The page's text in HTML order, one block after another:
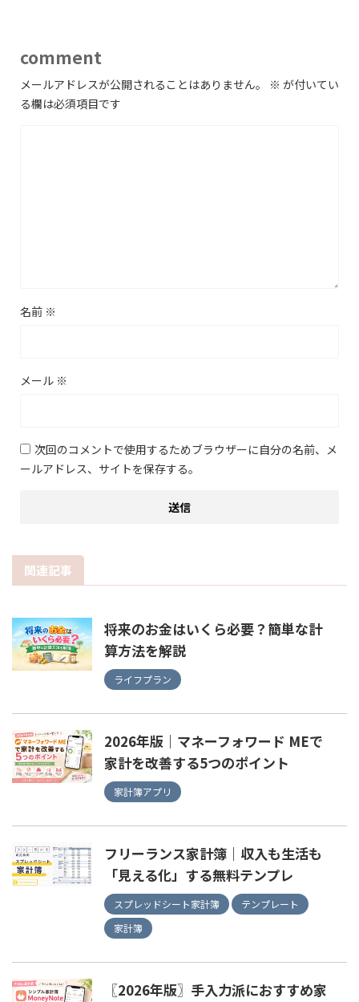
comment
メールアドレスが公開されることはありません。 ※ が付いてい
る欄は必須項目です
名前 ※
メール ※
次回のコメントで使用するためブラウザーに自分の名前、メ
ールアドレス、サイトを保存する。
関連記事
将来のお金はいくら必要？簡単な計
算方法を解説
ライフプラン
2026年版｜マネーフォワード MEで
家計を改善する5つのポイント
家計簿アプリ
フリーランス家計簿｜収入も生活も
「見える化」する無料テンプレ
スプレッドシート家計簿
テンプレート
家計簿
〖2026年版〗手入力派におすすめ家